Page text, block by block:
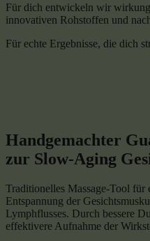
Für dich entwickeln wir
innovativen Rohstoffen und
Für echte Ergebnisse, die dich
Handgemachter
zur Slow-Aging
Traditionelles Massage-Tool
Entspannung der
Lymphflusses. Durch bessere
effektivere Aufnahme der